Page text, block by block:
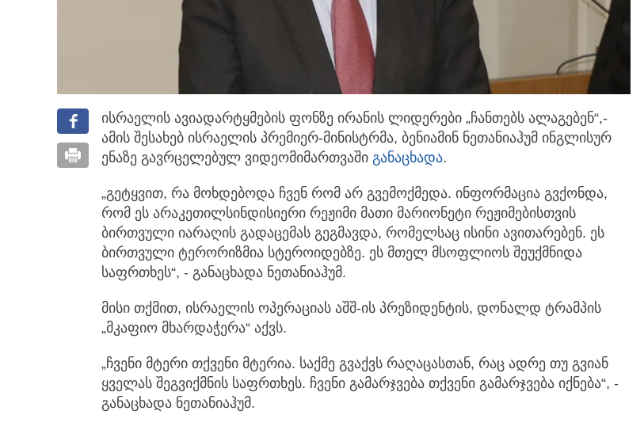
ისრაელის ავიადარტყმების ფონზე ირანის ლიდერები „ჩანთებს ალაგებენ“,-
ამის შესახებ ისრაელის პრემიერ-მინისტრმა, ბენიამინ ნეთანიაჰუმ ინგლისურ
ენაზე გავრცელებულ ვიდეომიმართვაში განაცხადა.
„გეტყვით, რა მოხდებოდა ჩვენ რომ არ გვემოქმედა. ინფორმაცია გვქონდა,
რომ ეს არაკეთილსინდისიერი რეჟიმი მათი მარიონეტი რეჟიმებისთვის
ბირთვული იარაღის გადაცემას გეგმავდა, რომელსაც ისინი ავითარებენ. ეს
ბირთვული ტერორიზმია სტეროიდებზე. ეს მთელ მსოფლიოს შეუქმნიდა
საფრთხეს“, - განაცხადა ნეთანიაჰუმ.
მისი თქმით, ისრაელის ოპერაციას აშშ-ის პრეზიდენტის, დონალდ ტრამპის
„მკაფიო მხარდაჭერა“ აქვს.
„ჩვენი მტერი თქვენი მტერია. საქმე გვაქვს რაღაცასთან, რაც ადრე თუ გვიან
ყველას შეგვიქმნის საფრთხეს. ჩვენი გამარჯვება თქვენი გამარჯვება იქნება“, -
განაცხადა ნეთანიაჰუმ.